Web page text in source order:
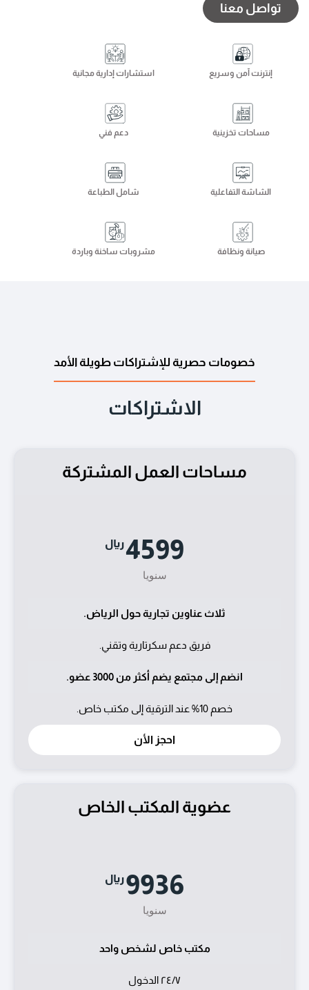
تواصل معنا
إنترنت آمن وسريع استشارات إدارية مجانية
مساحات تخزينية دعم فني
الشاشة التفاعلية شامل الطباعة
صيانة ونظافة مشروبات ساخنة وباردة
خصومات حصرية للإشتراكات طويلة الأمد
الاشتراكات
مساحات العمل المشتركة
4599 ريال
سنويا
ثلاث عناوين تجارية حول الرياض.
فريق دعم سكرتارية وتقني.
انضم إلى مجتمع يضم أكثر من 3000 عضو.
خصم 10% عند الترقية إلى مكتب خاص.
احجز اﻷن
عضوية المكتب الخاص
9936 ريال
سنويا
مكتب خاص لشخص واحد
٢٤/٧ الدخول